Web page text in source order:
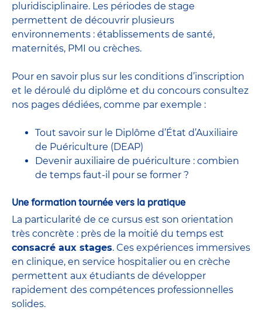
pluridisciplinaire. Les périodes de stage
permettent de découvrir plusieurs
environnements : établissements de santé,
maternités, PMI ou crèches.
Pour en savoir plus sur les conditions d’inscription
et le déroulé du diplôme et du concours consultez
nos pages dédiées, comme par exemple :
Tout savoir sur le Diplôme d’État d’Auxiliaire
de Puériculture (DEAP)
Devenir auxiliaire de puériculture : combien
de temps faut-il pour se former ?
Une formation tournée vers la pratique
La particularité de ce cursus est son orientation
très concrète : près de la moitié du temps est
consacré aux stages. Ces expériences immersives
en clinique, en service hospitalier ou en crèche
permettent aux étudiants de développer
rapidement des compétences professionnelles
solides.